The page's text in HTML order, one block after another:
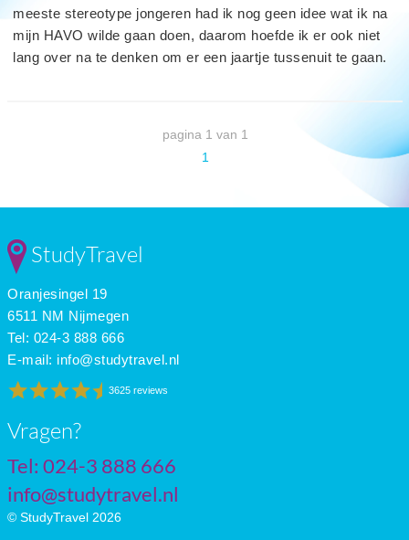
meeste stereotype jongeren had ik nog geen idee wat ik na
mijn HAVO wilde gaan doen, daarom hoefde ik er ook niet
lang over na te denken om er een jaartje tussenuit te gaan.
pagina 1 van 1
1
StudyTravel
Oranjesingel 19
6511 NM Nijmegen
Tel: 024-3 888 666
E-mail: info@studytravel.nl
3625 reviews
Vragen?
Tel: 024-3 888 666
info@studytravel.nl
© StudyTravel 2026